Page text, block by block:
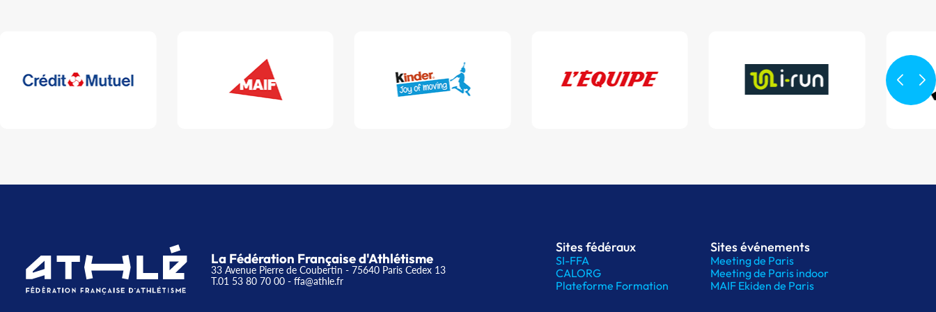
La Fédération Française d'Athlétisme
33 Avenue Pierre de Coubertin - 75640 Paris Cedex 13
T.01 53 80 70 00 - ffa@athle.fr
Sites fédéraux
SI-FFA
CALORG
Plateforme Formation
Sites événements
Meeting de Paris
Meeting de Paris indoor
MAIF Ekiden de Paris